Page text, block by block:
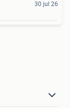
30 jul 26